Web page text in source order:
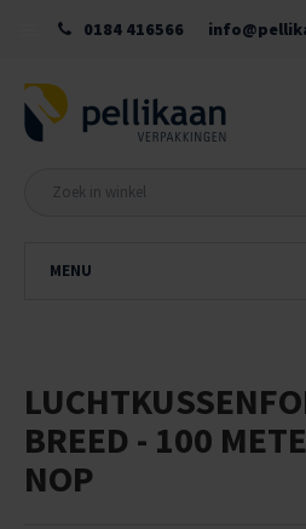
0184 416566
MENU
BREED - 100
NOP